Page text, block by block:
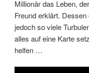
Millionär das Leben,
Freund erklärt.
jedoch so viele
alles auf eine Karte
helfen …